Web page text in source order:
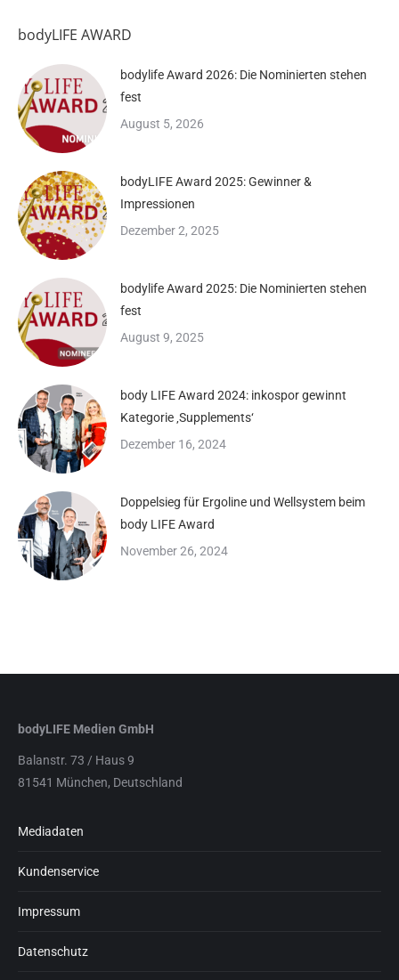
bodyLIFE AWARD
bodylife Award 2026: Die Nominierten stehen
fest
August 5, 2026
bodyLIFE Award 2025: Gewinner &
Impressionen
Dezember 2, 2025
bodylife Award 2025: Die Nominierten stehen
fest
August 9, 2025
body LIFE Award 2024: inkospor gewinnt
Kategorie ‚Supplements‘
Dezember 16, 2024
Doppelsieg für Ergoline und Wellsystem beim
body LIFE Award
November 26, 2024
bodyLIFE Medien GmbH
Balanstr. 73 / Haus 9
81541 München, Deutschland
Mediadaten
Kundenservice
Impressum
Datenschutz